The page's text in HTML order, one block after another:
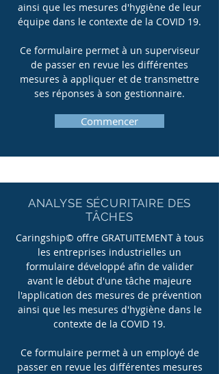
ainsi que les mesures d'hygiène de leur
équipe dans le contexte de la COVID 19.
Ce formulaire permet à un superviseur
de passer en revue les différentes
mesures à appliquer et de transmettre
ses réponses à son gestionnaire.
Commencer
ANALYSE SÉCURITAIRE DES
TÂCHES
Caringship© offre GRATUITEMENT à tous
les entreprises industrielles un
formulaire développé afin de valider
avant le début d'une tâche majeure
l'application des mesures de prévention
ainsi que les mesures d'hygiène dans le
contexte de la COVID 19.
Ce formulaire permet à un employé de
passer en revue les différentes mesures